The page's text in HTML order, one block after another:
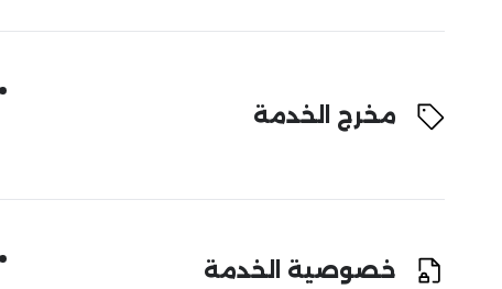
مخرج الخدمة
خصوصية الخدمة